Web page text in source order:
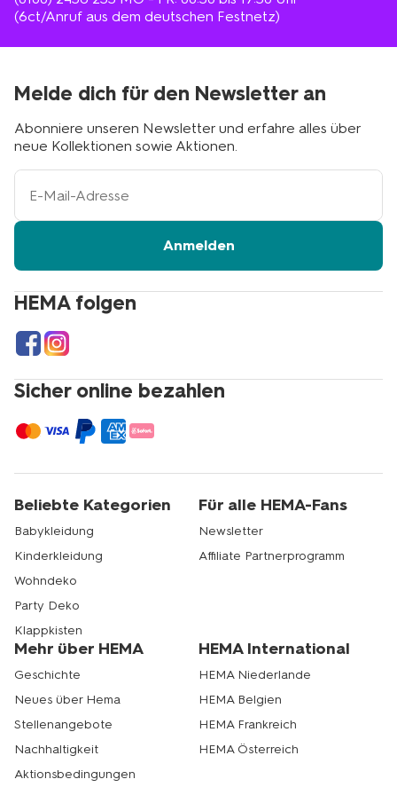
(6ct/Anruf aus dem deutschen Festnetz)
HEMA folgen
Sicher online bezahlen
Melde dich für den Newsletter an
Abonniere unseren Newsletter und erfahre alles über
neue Kollektionen sowie Aktionen.
Ihre
Adresse
Anmelden
Beliebte Kategorien
Babykleidung
Kinderkleidung
Wohndeko
Party Deko
Klappkisten
Für alle HEMA-Fans
Newsletter
Affiliate Partnerprogramm
Mehr über HEMA
Geschichte
Neues über Hema
Stellenangebote
Nachhaltigkeit
Aktionsbedingungen
HEMA International
HEMA Niederlande
HEMA Belgien
HEMA Frankreich
HEMA Österreich